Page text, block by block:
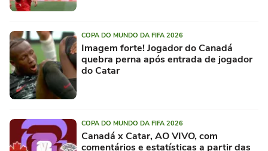
COPA DO MUNDO DA FIFA 2026
Imagem forte! Jogador do Canadá
quebra perna após entrada de jogador
do Catar
COPA DO MUNDO DA FIFA 2026
Canadá x Catar, AO VIVO, com
comentários e estatísticas a partir das